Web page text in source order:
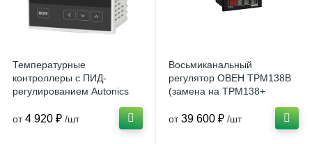
Температурные
контроллеры с ПИД-
регулированием Autonics
от 4 920 ₽ /шт
Восьмиканальный
регулятор ОВЕН ТРМ138В
(замена на ТРМ138+
от 39 600 ₽ /шт